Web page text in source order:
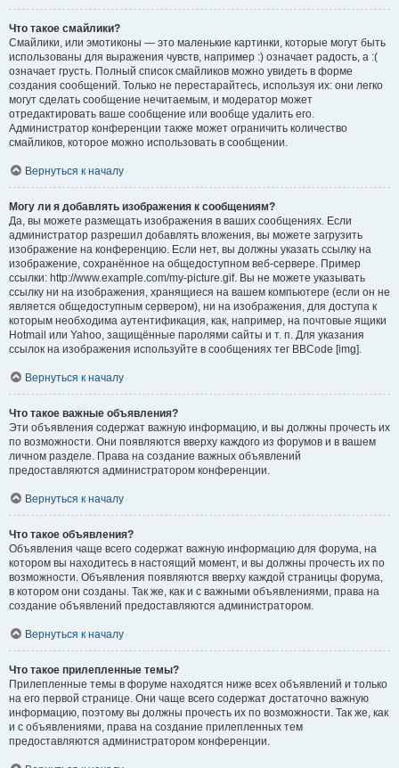
Что такое смайлики?
Смайлики, или эмотиконы — это маленькие картинки, которые могут быть
использованы для выражения чувств, например :) означает радость, а :(
означает грусть. Полный список смайликов можно увидеть в форме
создания сообщений. Только не перестарайтесь, используя их: они легко
могут сделать сообщение нечитаемым, и модератор может
отредактировать ваше сообщение или вообще удалить его.
Администратор конференции также может ограничить количество
смайликов, которое можно использовать в сообщении.
Вернуться к началу
Могу ли я добавлять изображения к сообщениям?
Да, вы можете размещать изображения в ваших сообщениях. Если
администратор разрешил добавлять вложения, вы можете загрузить
изображение на конференцию. Если нет, вы должны указать ссылку на
изображение, сохранённое на общедоступном веб-сервере. Пример
ссылки: http://www.example.com/my-picture.gif. Вы не можете указывать
ссылку ни на изображения, хранящиеся на вашем компьютере (если он не
является общедоступным сервером), ни на изображения, для доступа к
которым необходима аутентификация, как, например, на почтовые ящики
Hotmail или Yahoo, защищённые паролями сайты и т. п. Для указания
ссылок на изображения используйте в сообщениях тег BBCode [img].
Вернуться к началу
Что такое важные объявления?
Эти объявления содержат важную информацию, и вы должны прочесть их
по возможности. Они появляются вверху каждого из форумов и в вашем
личном разделе. Права на создание важных объявлений
предоставляются администратором конференции.
Вернуться к началу
Что такое объявления?
Объявления чаще всего содержат важную информацию для форума, на
котором вы находитесь в настоящий момент, и вы должны прочесть их по
возможности. Объявления появляются вверху каждой страницы форума,
в котором они созданы. Так же, как и с важными объявлениями, права на
создание объявлений предоставляются администратором.
Вернуться к началу
Что такое прилепленные темы?
Прилепленные темы в форуме находятся ниже всех объявлений и только
на его первой странице. Они чаще всего содержат достаточно важную
информацию, поэтому вы должны прочесть их по возможности. Так же, как
и с объявлениями, права на создание прилепленных тем
предоставляются администратором конференции.